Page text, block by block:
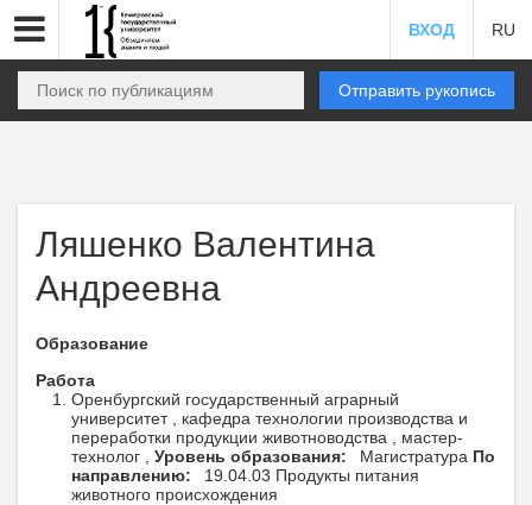
ВХОД RU
Отправить рукопись
Ляшенко Валентина
Андреевна
Образование
Работа
Оренбургский государственный аграрный
университет , кафедра технологии производства и
переработки продукции животноводства , мастер-
технолог , Уровень образования: Магистратура По
направлению:
19.04.03 Продукты питания
животного происхождения